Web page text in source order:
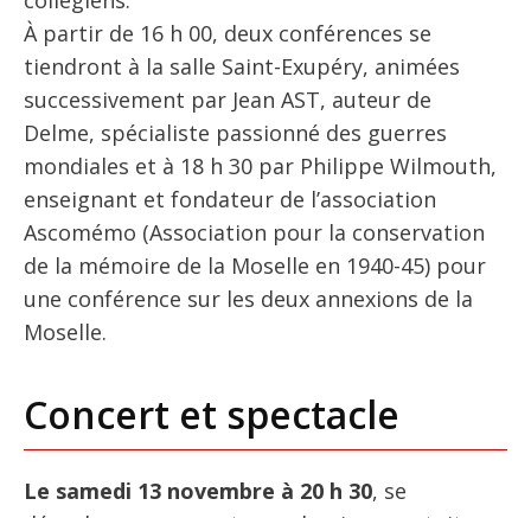
À partir de 16 h 00, deux conférences se
tiendront à la salle Saint-Exupéry, animées
successivement par Jean AST, auteur de
Delme, spécialiste passionné des guerres
mondiales et à 18 h 30 par Philippe Wilmouth,
enseignant et fondateur de l’association
Ascomémo (Association pour la conservation
de la mémoire de la Moselle en 1940-45) pour
une conférence sur les deux annexions de la
Moselle.
Concert et spectacle
Le samedi 13 novembre à 20 h 30, se